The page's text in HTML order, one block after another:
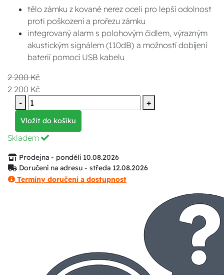
tělo zámku z kované nerez oceli pro lepší odolnost
proti poškození a prořezu zámku
integrovaný alarm s polohovým čidlem, výrazným
akustickým signálem (110dB) a možností dobíjení
baterií pomocí USB kabelu
2 200 Kč
2 200 Kč
-
+
Vložit do košíku
Skladem
Prodejna - pondělí 10.08.2026
Doručení na adresu - středa 12.08.2026
Termíny doručení a dostupnost